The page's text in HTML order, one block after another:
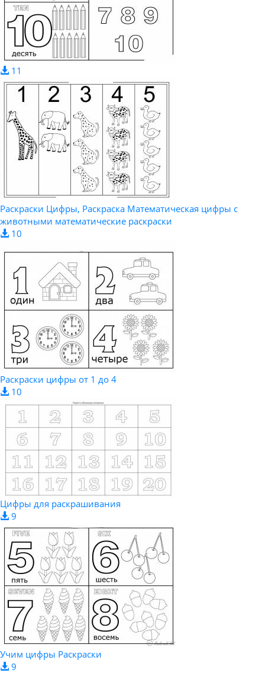
11
Раскраски Цифры, Раскраска Математическая цифры с
животными математические раскраски
10
Раскраски цифры от 1 до 4
10
Цифры для раскрашивания
9
Учим цифры Раскраски
9